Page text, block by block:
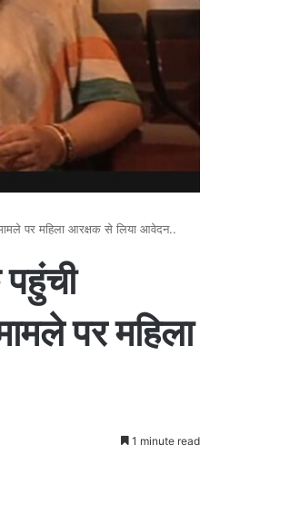
पर महिला आरक्षक से लिया आवेदन..
पर महिला
1 minute read